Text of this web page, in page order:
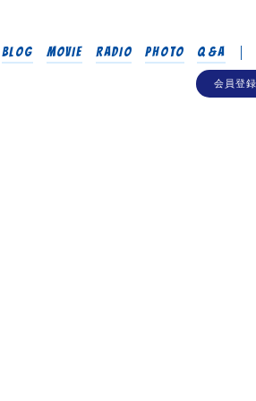
BLOG MOVIE RADIO PHOTO Q&A
会員登録